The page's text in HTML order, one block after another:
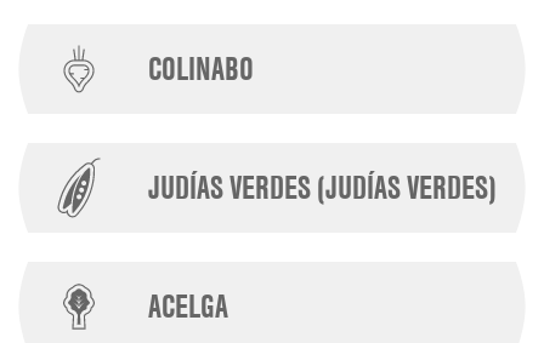
COLINABO
JUDÍAS VERDES (JUDÍAS VERDES)
ACELGA